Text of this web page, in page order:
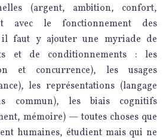
(argent, ambition, confort,
avec le fonctionnement des
il faut y ajouter une myriade de
et de conditionnements : les
et concurrence), les usages
les représentations (langage
commun), les biais cognitifs
mémoire) — toutes choses que
humaines, étudient mais qui ne